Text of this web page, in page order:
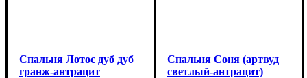
Спальня Лотоc дуб дуб
гранж-антрацит
Спальня Соня (артвуд
светлый-антрацит)